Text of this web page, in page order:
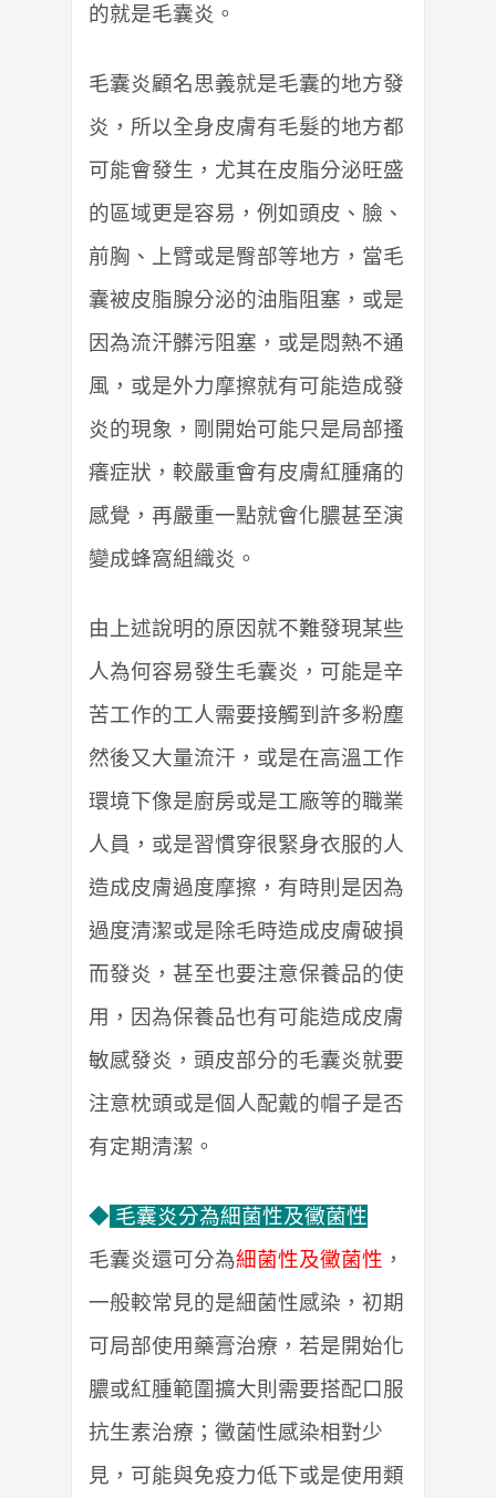
的就是毛囊炎。
毛囊炎顧名思義就是毛囊的地方發
炎，所以全身皮膚有毛髮的地方都
可能會發生，尤其在皮脂分泌旺盛
的區域更是容易，例如頭皮、臉、
前胸、上臂或是臀部等地方，當毛
囊被皮脂腺分泌的油脂阻塞，或是
因為流汗髒污阻塞，或是悶熱不通
風，或是外力摩擦就有可能造成發
炎的現象，剛開始可能只是局部搔
癢症狀，較嚴重會有皮膚紅腫痛的
感覺，再嚴重一點就會化膿甚至演
變成蜂窩組織炎。
由上述說明的原因就不難發現某些
人為何容易發生毛囊炎，可能是辛
苦工作的工人需要接觸到許多粉塵
然後又大量流汗，或是在高溫工作
環境下像是廚房或是工廠等的職業
人員，或是習慣穿很緊身衣服的人
造成皮膚過度摩擦，有時則是因為
過度清潔或是除毛時造成皮膚破損
而發炎，甚至也要注意保養品的使
用，因為保養品也有可能造成皮膚
敏感發炎，頭皮部分的毛囊炎就要
注意枕頭或是個人配戴的帽子是否
有定期清潔。
◆ 毛囊炎分為細菌性及黴菌性
毛囊炎還可分為細菌性及黴菌性 ，
一般較常見的是細菌性感染，初期
可局部使用藥膏治療，若是開始化
膿或紅腫範圍擴大則需要搭配口服
抗生素治療；黴菌性感染相對少
見，可能與免疫力低下或是使用類